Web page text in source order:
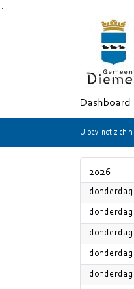
Dashboard
U bevindt zich
2026